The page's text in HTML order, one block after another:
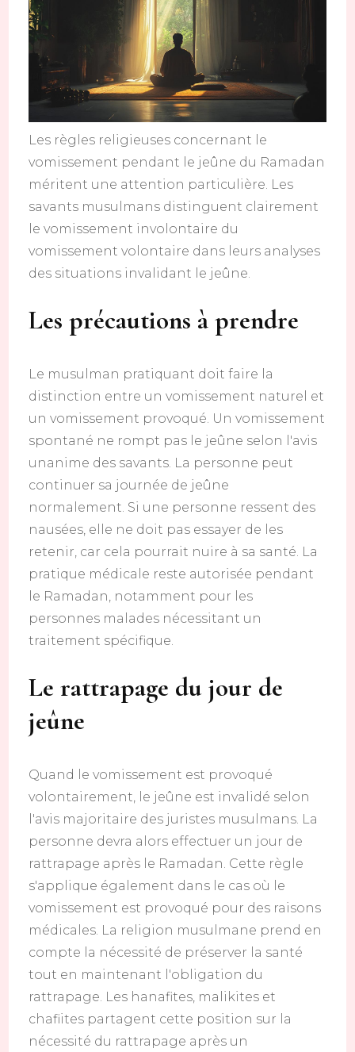
Les règles religieuses concernant le
vomissement pendant le jeûne du Ramadan
méritent une attention particulière. Les
savants musulmans distinguent clairement
le vomissement involontaire du
vomissement volontaire dans leurs analyses
des situations invalidant le jeûne.
Les précautions à prendre
Le musulman pratiquant doit faire la
distinction entre un vomissement naturel et
un vomissement provoqué. Un vomissement
spontané ne rompt pas le jeûne selon l'avis
unanime des savants. La personne peut
continuer sa journée de jeûne
normalement. Si une personne ressent des
nausées, elle ne doit pas essayer de les
retenir, car cela pourrait nuire à sa santé. La
pratique médicale reste autorisée pendant
le Ramadan, notamment pour les
personnes malades nécessitant un
traitement spécifique.
Le rattrapage du jour de
jeûne
Quand le vomissement est provoqué
volontairement, le jeûne est invalidé selon
l'avis majoritaire des juristes musulmans. La
personne devra alors effectuer un jour de
rattrapage après le Ramadan. Cette règle
s'applique également dans le cas où le
vomissement est provoqué pour des raisons
médicales. La religion musulmane prend en
compte la nécessité de préserver la santé
tout en maintenant l'obligation du
rattrapage. Les hanafites, malikites et
chafiites partagent cette position sur la
nécessité du rattrapage après un